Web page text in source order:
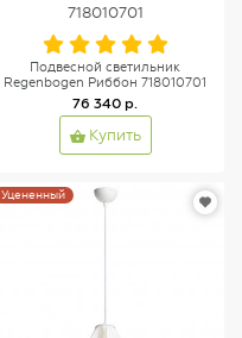
718010701
Подвесной светильник
Regenbogen Риббон 718010701
76 340 р.
Купить
Уцененный